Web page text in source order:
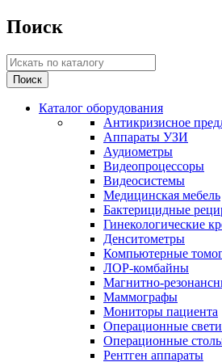
Поиск
Каталог оборудования
Антикризисное
Аппараты УЗИ
Аудиометры
Видеопроцессоры
Видеосистемы
Медицинская мебель
Бактерицидные
Гинекологические
Денситометры
Компьютерные
ЛОР-комбайны
Магнитно-
Маммографы
Мониторы пациента
Операционные
Операционные
Рентген аппараты